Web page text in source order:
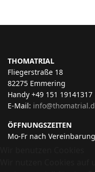
THOMATRIAL
Fliegerstraße 18
82275 Emmering
Handy +49 151 19141317
E-Mail:
ÖFFNUNGSZEITEN
Mo-Fr nach Vereinbarung